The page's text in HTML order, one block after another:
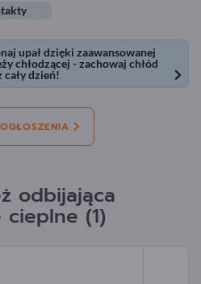
upał dzięki zaawansowanej
chłodzącej - zachowaj chłód
cały dzień!
odbijająca
(1)